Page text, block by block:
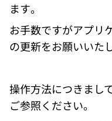
ます。
お手数ですがアプリ
の更新をお願いいた
操作方法につきまし
ご参照ください。